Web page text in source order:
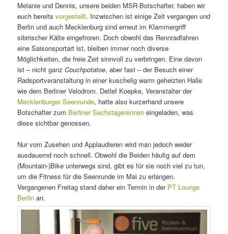
Melanie und Dennis, unsere beiden MSR-Botschafter, haben wir
euch bereitsvorgestellt. Inzwischen ist einige Zeit vergangen und
Berlin und auch Mecklenburg sind erneut im Klammergriff
sibirischer Kälte eingefroren. Doch obwohl das Rennradfahren
eine Saisonsportart ist, bleiben immer noch diverse
Möglichkeiten, die freie Zeit sinnvoll zu verbringen. Eine davon
ist – nicht ganzCouchpotatoe, aber fast – der Besuch einer
Radsportveranstaltung in einer kuschelig warm geheizten Halle
wie dem Berliner Velodrom. Detlef Koepke, Veranstalter der
Mecklenburger Seenrunde, hatte also kurzerhand unsere
Botschafter zum Berliner Sechstagerennen eingeladen, was
diese sichtbar genossen.
Nur vom Zusehen und Applaudieren wird man jedoch weder
ausdauernd noch schnell. Obwohl die Beiden häufig auf dem
(Mountain-)Bike unterwegs sind, gibt es für sie noch viel zu tun,
um die Fitness für die Seenrunde im Mai zu erlangen.
Vergangenen Freitag stand daher ein Termin in derPT Lounge
Berlin an.